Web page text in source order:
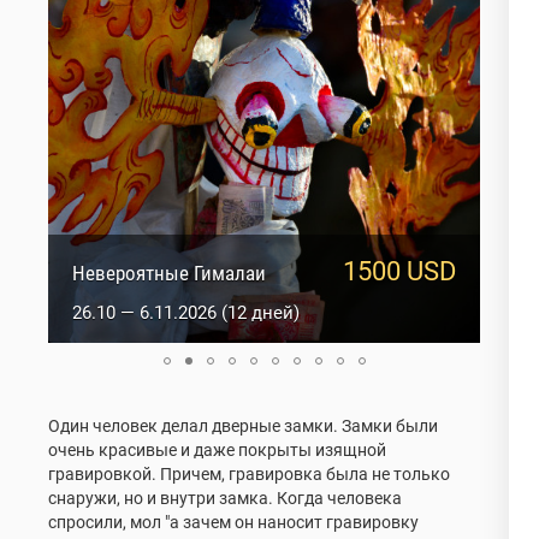
1500 USD
Невероятные Гималаи
26.10 — 6.11.2026 (12 дней)
1817 USD
Оракулы Ладакха
2.01 — 15.01.2027 (14 дней)
Один человек делал дверные замки. Замки были
очень красивые и даже покрыты изящной
гравировкой. Причем, гравировка была не только
снаружи, но и внутри замка. Когда человека
спросили, мол "а зачем он наносит гравировку